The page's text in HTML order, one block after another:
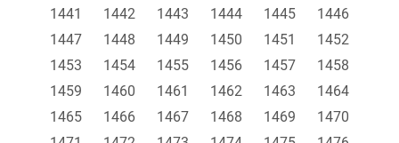
1441
1442 1443 1444 1445
1446
1447
1448 1449 1450 1451
1452
1453
1454 1455 1456 1457
1458
1459
1460 1461 1462 1463
1464
1465
1466 1467 1468 1469
1470